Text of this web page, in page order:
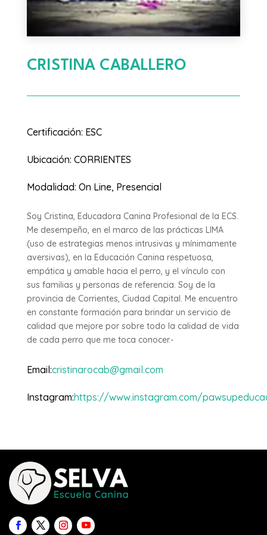
CRISTINA CABALLERO
Certificación: ESC
Ubicación: CORRIENTES
Modalidad: On Line, Presencial
Soy Cristina, Educadora Canina Profesional de la ECS.
Me desempeño, en el marco de las prácticas LIMA
(uso de estrategias menos intrusivas y mínimamente
aversivas), en la Educación Canina respetuosa,
empática y amable hacia el perro, y el vínculo con
sus familias y personas de referencia. Soy de la
provincia de Corrientes, Ciudad Capital. Me encuentro
en constante formación para brindar un servicio de
calidad que mejore por sobre todo la calidad de vida
de cada perro que me toca conocer.-
Email:cristinarocab@gmail.com
Instagram:https://www.instagram.com/